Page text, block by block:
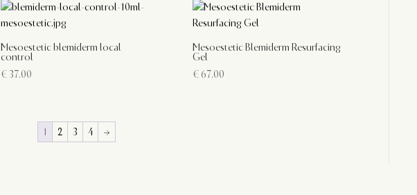
Mesoestetic blemiderm local
control
€37.00
Mesoestetic Blemiderm Resurfacing
Gel
€67.00
1 2 3 4 →